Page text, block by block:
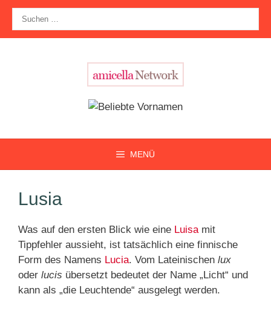
Zum
Inhalt
springen
nach:
MENÜ
Lusia
Was auf den ersten Blick wie eine Luisamit
Tippfehler aussieht, ist tatsächlich eine finnische
Form des Namens Lucia. Vom Lateinischen lux
oder lucis übersetzt bedeutet der Name „Licht“ und
kann als „die Leuchtende“ ausgelegt werden.